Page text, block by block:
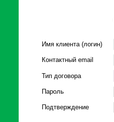
Имя клиента (логин)
Контактный email
Тип договора
Пароль
Подтверждение